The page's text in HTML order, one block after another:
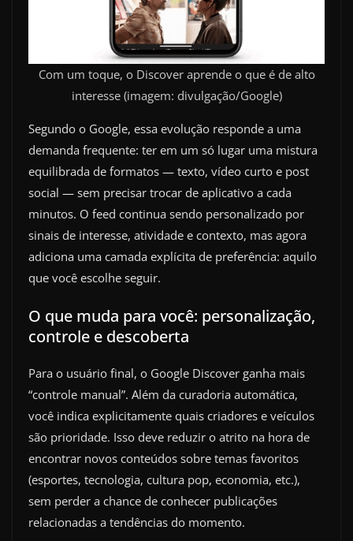
Com um toque, o Discover aprende o que é de alto
interesse (imagem: divulgação/Google)
Segundo o Google, essa evolução responde a uma
demanda frequente: ter em um só lugar uma mistura
equilibrada de formatos — texto, vídeo curto e post
social — sem precisar trocar de aplicativo a cada
minutos. O feed continua sendo personalizado por
sinais de interesse, atividade e contexto, mas agora
adiciona uma camada explícita de preferência: aquilo
que você escolhe seguir.
O que muda para você: personalização,
controle e descoberta
Para o usuário final, o Google Discover ganha mais
“controle manual”. Além da curadoria automática,
você indica explicitamente quais criadores e veículos
são prioridade. Isso deve reduzir o atrito na hora de
encontrar novos conteúdos sobre temas favoritos
(esportes, tecnologia, cultura pop, economia, etc.),
sem perder a chance de conhecer publicações
relacionadas a tendências do momento.